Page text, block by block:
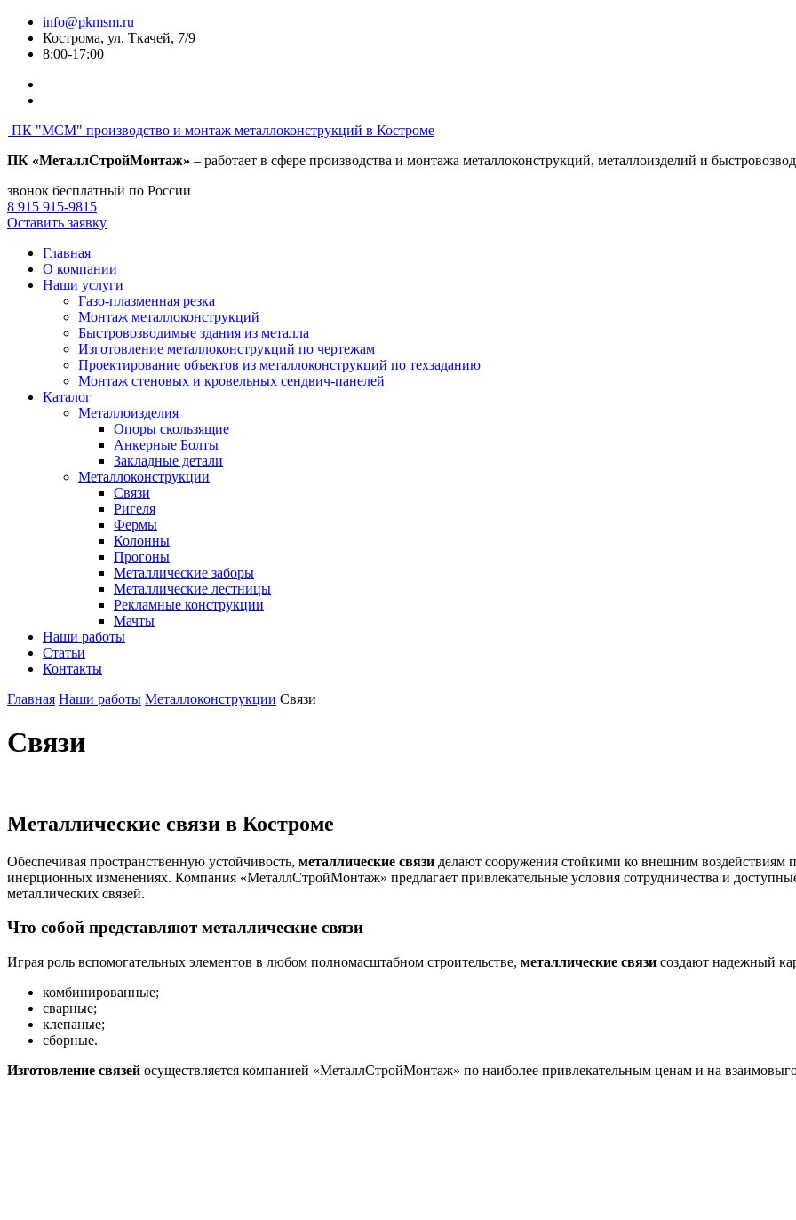
info@pkmsm.ru
Кострома, ул. Ткачей, 7/9
8:00-17:00
ПК "МСМ" производство и монтаж металлоконструкций в Костроме
ПК «МеталлСтройМонтаж» – работает в сфере производства и монтажа металлоконструкций, металлоизделий и
звонок бесплатный по России
8 915 915-9815
Оставить заявку
Главная
О компании
Наши услуги
Газо-плазменная резка
Монтаж металлоконструкций
Быстровозводимые здания из металла
Изготовление металлоконструкций по чертежам
Проектирование объектов из металлоконструкций по техзаданию
Монтаж стеновых и кровельных сендвич-панелей
Каталог
Металлоизделия
Опоры скользящие
Анкерные Болты
Закладные детали
Металлоконструкции
Связи
Ригеля
Фермы
Колонны
Прогоны
Металлические заборы
Металлические лестницы
Рекламные конструкции
Мачты
Наши работы
Статьи
Контакты
Главная Наши работы Металлоконструкции Связи
Связи
Металлические связи в Костроме
Обеспечивая пространственную устойчивость, металлические связи делают сооружения стойкими ко внешним воздействиям
инерционных изменениях. Компания «МеталлСтройМонтаж» предлагает привлекательные условия сотрудничества и
металлических связей.
Что собой представляют металлические связи
Играя роль вспомогательных элементов в любом полномасштабном строительстве, металлические связи создают надежный
комбинированные;
сварные;
клепаные;
сборные.
Изготовление связей осуществляется компанией «МеталлСтройМонтаж» по наиболее привлекательным ценам и на